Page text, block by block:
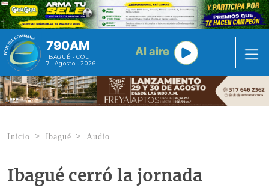
Pasar al contenido principal
790AM
IBAGUÉ - COL
7 · Agosto · 2026
Al aire
Inicio Ibagué Audio
Ibagué cerró la jornada